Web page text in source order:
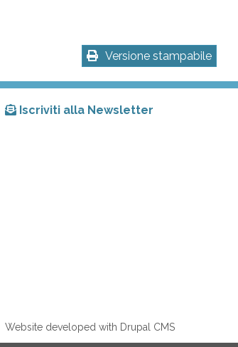
Versione stampabile
Iscriviti alla Newsletter
Website developed with Drupal CMS